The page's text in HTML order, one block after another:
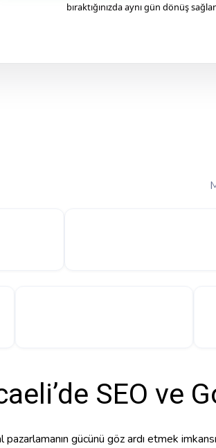
bıraktığınızda aynı gün dönüş
SEO ve
pazarlamanın gücünü göz ardı etmek